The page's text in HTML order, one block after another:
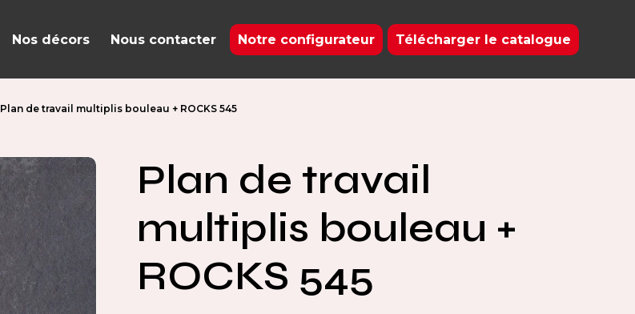
Nos décors Nous contacter Notre configurateur Télécharger le catalogue
Plan de travail multiplis bouleau + ROCKS 545
Plan de travail
multiplis bouleau +
ROCKS 545